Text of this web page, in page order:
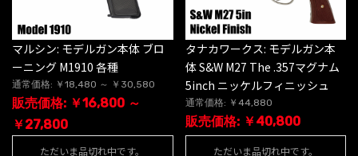
マルシン: モデルガン本体 ブロ
ーニング M1910 各種
通常価格: ￥18,480 ～ ￥30,580
販売価格: ￥16,800 ～
￥27,800
ただいま品切れ中です。
タナカワークス: モデルガン本
体 S&W M27 The .357マグナム
5inch ニッケルフィニッシュ
通常価格: ￥44,880
販売価格: ￥40,800
ただいま品切れ中です。